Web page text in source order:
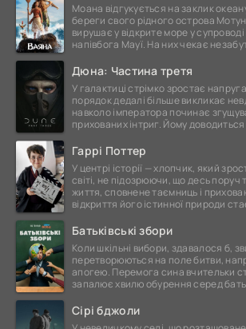
Моана відгукується на заклик
береги свого рідного острова
вирушає у відкрите море у
напівбога Мауї. На них чекає
Дюна: Частина третя
У галактиці стрімко зростає
порядок дедалі більше викликає
навколо імператора починає
прихованих інтриг. Йому
Гаррі Поттер
У центрі історії — хлопчик, який
світі, не підозрюючи, що десь поруч
життя, сповнене таємниць і
відкриття його істинної природи
Батьківські збори
Коли шкільні вибори, здавалося б,
перетворюються на поле битви,
апогею. Перемога сина вчительки
запалює хвилю обурення серед
Сірі бджоли